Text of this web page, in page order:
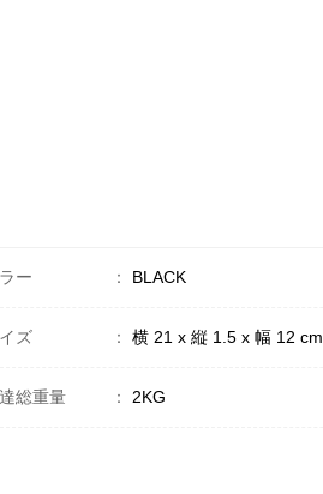
ー ： BLACK
ズ ： 横 21 x 縦 1.5 x 幅 12 cm
総重量 ： 2KG